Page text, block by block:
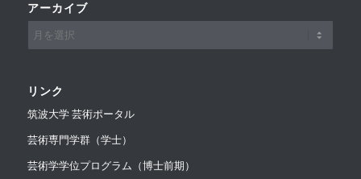
アーカイブ
リンク
筑波大学 芸術ポータル
芸術専門学群（学士）
芸術学学位プログラム（博士前期）